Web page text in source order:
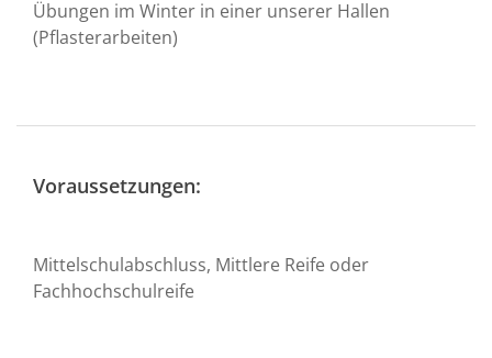
Übungen im Winter in einer unserer Hallen
(Pflasterarbeiten)
Voraussetzungen:
Mittelschulabschluss, Mittlere Reife oder
Fachhochschulreife